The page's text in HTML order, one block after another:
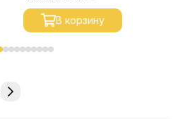
В корзину